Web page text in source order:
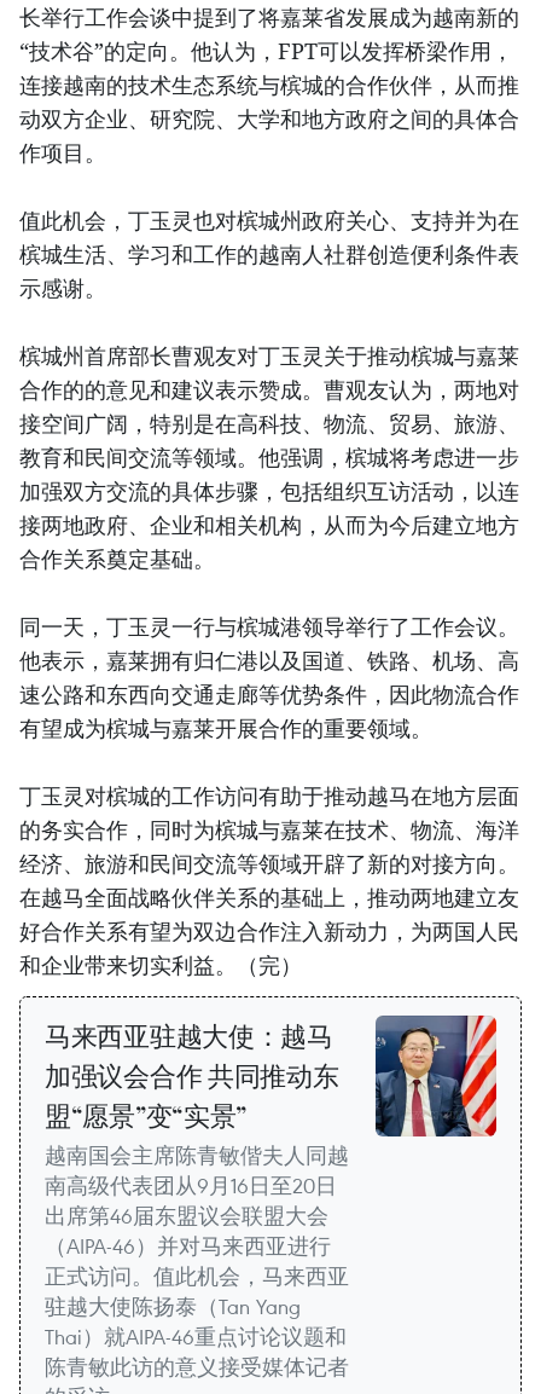
长举行工作会谈中提到了将嘉莱省发展成为越南新的
“技术谷”的定向。他认为，FPT可以发挥桥梁作用，
连接越南的技术生态系统与槟城的合作伙伴，从而推
动双方企业、研究院、大学和地方政府之间的具体合
作项目。
值此机会，丁玉灵也对槟城州政府关心、支持并为在
槟城生活、学习和工作的越南人社群创造便利条件表
示感谢。
槟城州首席部长曹观友对丁玉灵关于推动槟城与嘉莱
合作的的意见和建议表示赞成。曹观友认为，两地对
接空间广阔，特别是在高科技、物流、贸易、旅游、
教育和民间交流等领域。他强调，槟城将考虑进一步
加强双方交流的具体步骤，包括组织互访活动，以连
接两地政府、企业和相关机构，从而为今后建立地方
合作关系奠定基础。
同一天，丁玉灵一行与槟城港领导举行了工作会议。
他表示，嘉莱拥有归仁港以及国道、铁路、机场、高
速公路和东西向交通走廊等优势条件，因此物流合作
有望成为槟城与嘉莱开展合作的重要领域。
丁玉灵对槟城的工作访问有助于推动越马在地方层面
的务实合作，同时为槟城与嘉莱在技术、物流、海洋
经济、旅游和民间交流等领域开辟了新的对接方向。
在越马全面战略伙伴关系的基础上，推动两地建立友
好合作关系有望为双边合作注入新动力，为两国人民
和企业带来切实利益。（完）
马来西亚驻越大使：越马
加强议会合作 共同推动东
盟“愿景”变“实景”
越南国会主席陈青敏偕夫人同越
南高级代表团从9月16日至20日
出席第46届东盟议会联盟大会
（AIPA-46）并对马来西亚进行
正式访问。值此机会，马来西亚
驻越大使陈扬泰（Tan Yang
Thai）就AIPA-46重点讨论议题和
陈青敏此访的意义接受媒体记者